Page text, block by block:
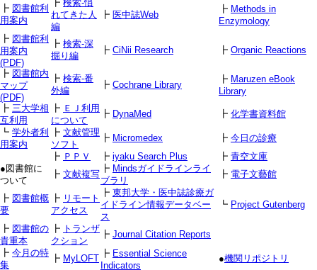
┣ 図書館利
用案内
┣ 検索-慣
れてきた人
編
┣ 医中誌Web
┣ Methods in
Enzymology
┣ 図書館利
用案内
(PDF)
┣ 検索-深
掘り編
┣ CiNii Research ┣ Organic Reactions
┣ 図書館内
マップ
(PDF)
┣ 検索-番
外編
┣ Cochrane Library
┣ Maruzen eBook
Library
┣ 三大学相
互利用
┣ ＥＪ利用
について
┣ DynaMed ┣ 化学書資料館
┗ 学外者利
用案内
┣ 文献管理
ソフト
┣ Micromedex ┣ 今日の診療
┣ ＰＰＶ ┣ iyaku Search Plus ┣ 青空文庫
●図書館に
ついて
┣ 文献複写
┣ Mindsガイドラインライ
ブラリ
┣ 電子文藝館
┣ 図書館概
要
┣ リモート
アクセス
┣ 東邦大学・医中誌診療ガ
イドライン情報データベー
ス
┗ Project Gutenberg
┣ 図書館の
貴重本
┣ トランザ
クション
┣ Journal Citation Reports
┣ 今月の特
集
┣ MyLOFT ┣ Essential Science
Indicators
●機関リポジトリ